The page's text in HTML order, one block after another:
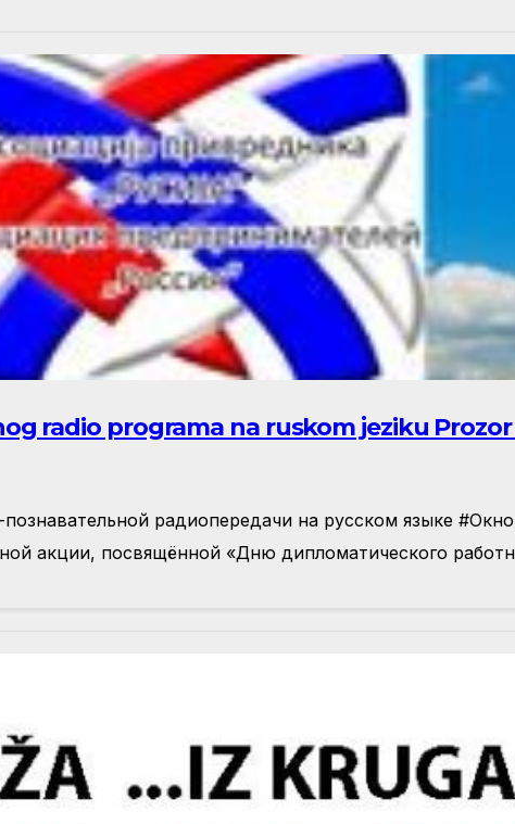
radio programa na ruskom jeziku Prozor
радиопередачи на русском языке
акции, посвящённой «Дню дипломатического